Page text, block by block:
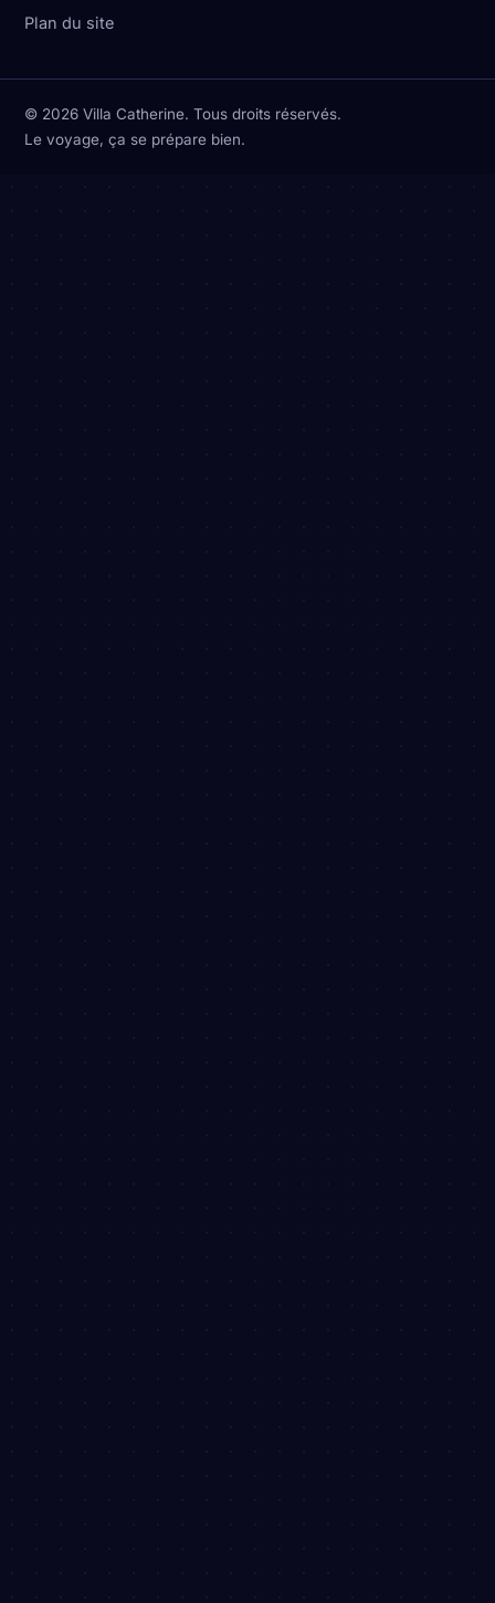
Plan du site
© 2026 Villa Catherine. Tous droits réservés.
Le voyage, ça se prépare bien.